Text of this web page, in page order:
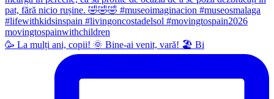
🥳 La mulți ani, copii! 🌞 Bine-ai venit, vară! 🏖 Bi